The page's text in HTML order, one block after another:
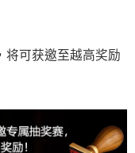
将可获邀至越高奖励